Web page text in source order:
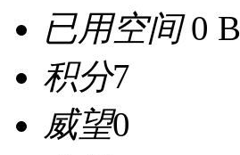
已用空间0 B
积分7
威望0